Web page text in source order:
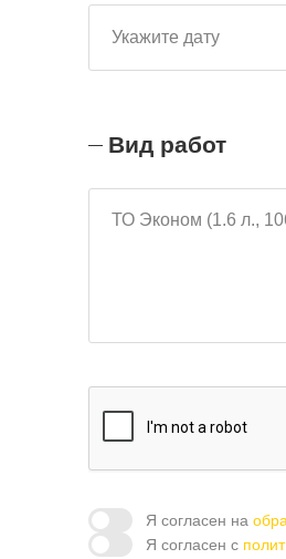
Вид работ
Я согласен на
Я согласен с